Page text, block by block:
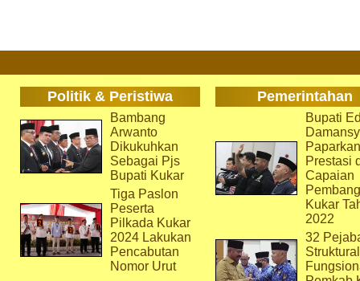
Politik & Peristiwa Pemerintahan
Bambang
Arwanto
Dikukuhkan
Sebagai Pjs
Bupati Kukar
Tiga Paslon
Peserta
Pilkada Kukar
2024 Lakukan
Pencabutan
Nomor Urut
Bupati
Paparkan
Prestasi
Capaian
Kukar
2022
32